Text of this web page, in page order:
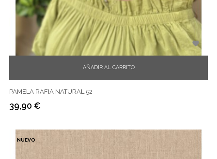
AÑADIR AL CARRITO

PAMELA RAFIA NATURAL 52
Precio
39,90 €
NUEVO